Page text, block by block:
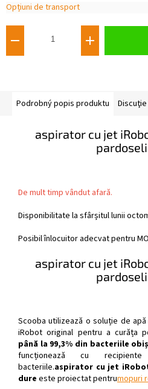
Evaluare
Opțiuni de transport
Podrobný popis produktu Discuţie
aspirator cu jet
De mult timp vândut afară.
Disponibilitate la sfârșitul lunii
Posibil înlocuitor adecvat pentru
aspirator cu jet
Scooba utilizează o soluție de
iRobot original pentru a curăța
până la 99,3% din bacteriile
funcționează cu
bacteriile.aspirator cu jet
dure este proiectat pentrumopuri